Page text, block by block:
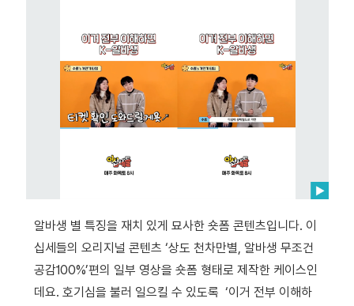
알바생 별 특징을 재치 있게 묘사한 숏폼 콘텐츠입니다. 이
십세들의 오리지널 콘텐츠 ‘상도 천차만별, 알바생 무조건
공감100%’편의 일부 영상을 숏폼 형태로 제작한 케이스인
데요. 호기심을 불러 일으킬 수 있도록 ‘이거 전부 이해하